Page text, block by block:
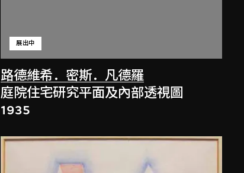
路德維希．密斯．凡德羅
展出中
庭院住宅研究平面及內部透視圖
1935